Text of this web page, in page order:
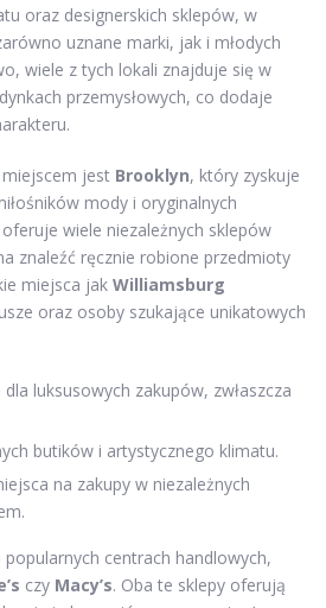
oraz designerskich sklepów, w
uznane marki, jak i młodych
wiele z tych lokali znajduje się w
przemysłowych, co dodaje
jest Brooklyn, który zyskuje
mody i oryginalnych
wiele niezależnych sklepów
znaleźć ręcznie robione przedmioty
miejsca jak Williamsburg
oraz osoby szukające unikatowych
dla luksusowych zakupów, zwłaszcza
butików i artystycznego klimatu.
na zakupy w niezależnych
centrach handlowych,
czy Macy’s. Oba te sklepy oferują